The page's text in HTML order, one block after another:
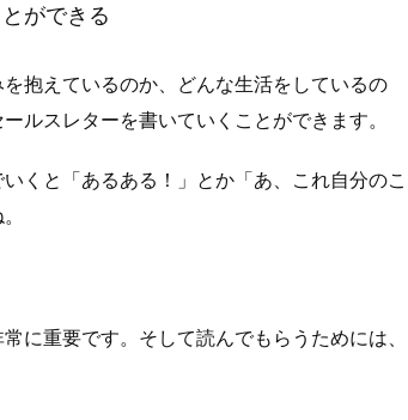
ができる
抱えているのか、どんな生活をしているの
ルスレターを書いていくことができます。
くと「あるある！」とか「あ、これ自分のこ
に重要です。そして読んでもらうためには、